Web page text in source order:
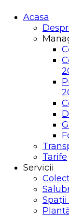
Acasa
Tarife
Servicii
Spații